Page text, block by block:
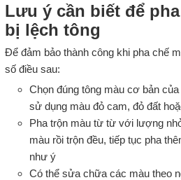
Lưu ý cần biết để
bị lệch tông
Để đảm bảo thành công khi pha chế
số điều sau:
Chọn đúng tông màu cơ bản
sử dụng màu đỏ cam, đỏ đất
Pha trộn màu từ từ với lượng
màu rồi trộn đều, tiếp tục pha
như ý
Có thể sửa chữa các màu theo